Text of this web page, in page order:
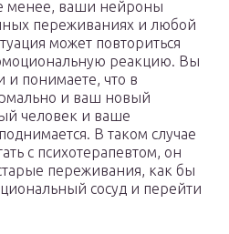
менее, ваши нейроны
переживаниях и любой
может повториться
реакцию. Вы
и понимаете, что в
и ваш новый
человек и ваше
В таком случае
с психотерапевтом, он
переживания, как бы
сосуд и перейти